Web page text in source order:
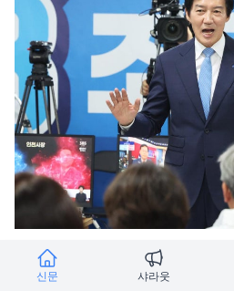
호남 기초단체장 패색에 웃지
소정당은 희비
신문 샤라웃